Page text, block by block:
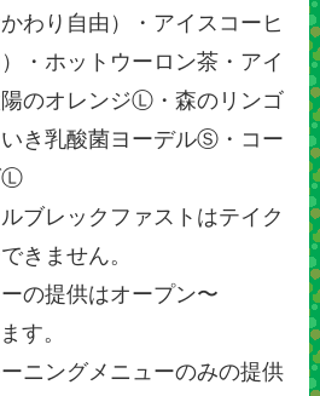
わり自由）・アイスコーヒ
・ホットウーロン茶・アイ
のオレンジⓁ・森のリンゴ
き乳酸菌ヨーデルⓈ・コー
Ⓛ
ブレックファストはテイク
きません。
の提供はオープン〜
す。
ニングメニューのみの提供